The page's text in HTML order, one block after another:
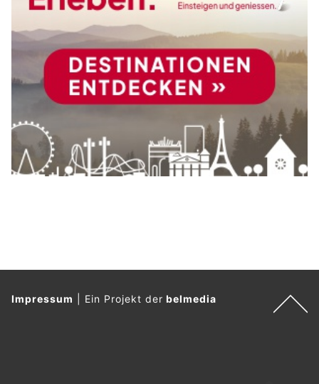
Impressum Ein Projekt derbelmedia